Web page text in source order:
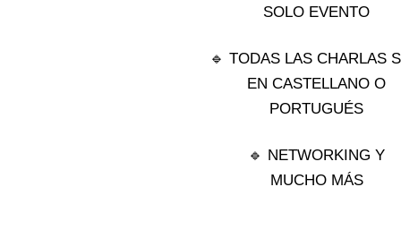
SOLO EVENTO
🔹 TODAS LAS CHARLAS
EN CASTELLANO O
PORTUGUÉS
🔹 NETWORKING Y
MUCHO MÁS